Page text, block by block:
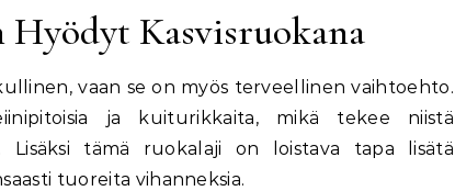
Hyödyt Kasvisruokana
vaan se on myös terveellinen vaihtoehto.
ja kuiturikkaita, mikä tekee niistä
Lisäksi tämä ruokalaji on loistava tapa lisätä
tuoreita vihanneksia.